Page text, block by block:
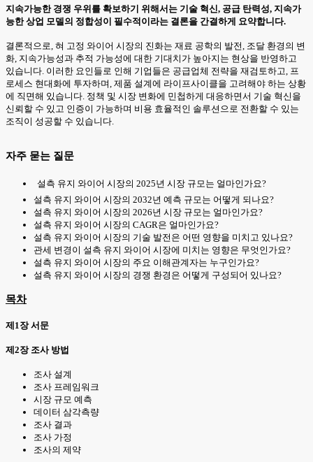
지속가능한 경쟁 우위를 확보하기 위해서는 기술 혁신, 공급 탄력성, 지속가
능한 상업 모델의 정합성이 필수적이라는 결론을 간결하게 요약합니다.
결론적으로, 혀 고정 와이어 시장의 진화는 재료 공학의 발전, 조달 환경의 변
화, 지속가능성과 추적 가능성에 대한 기대치가 높아지는 현상을 반영하고
있습니다. 이러한 요인들로 인해 기업들은 공급업체 전략을 재검토하고, 프
로세스 현대화에 투자하며, 제품 설계에 라이프사이클을 고려해야 하는 상황
에 직면해 있습니다. 정책 및 시장 변화에 민첩하게 대응하면서 기술 혁신을
신뢰할 수 있고 인증이 가능하며 비용 효율적인 솔루션으로 전환할 수 있는
조직이 성공할 수 있습니다.
자주 묻는 질문
설측 유지 와이어 시장의 2025년 시장 규모는 얼마인가요?
설측 유지 와이어 시장의 2032년 예측 규모는 어떻게 되나요?
설측 유지 와이어 시장의 2026년 시장 규모는 얼마인가요?
설측 유지 와이어 시장의 CAGR은 얼마인가요?
설측 유지 와이어 시장의 기술 발전은 어떤 영향을 미치고 있나요?
관세 변경이 설측 유지 와이어 시장에 미치는 영향은 무엇인가요?
설측 유지 와이어 시장의 주요 이해관계자는 누구인가요?
설측 유지 와이어 시장의 경쟁 환경은 어떻게 구성되어 있나요?
목차
제1장 서문
제2장 조사 방법
조사 설계
조사 프레임워크
시장 규모 예측
데이터 삼각측량
조사 결과
조사 가정
조사의 제약